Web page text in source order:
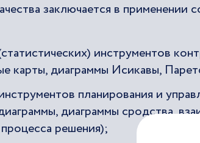
заключается в применении
инструментов
карты, диаграммы Исикавы,
планирования и
диаграммы сродства,
решения);